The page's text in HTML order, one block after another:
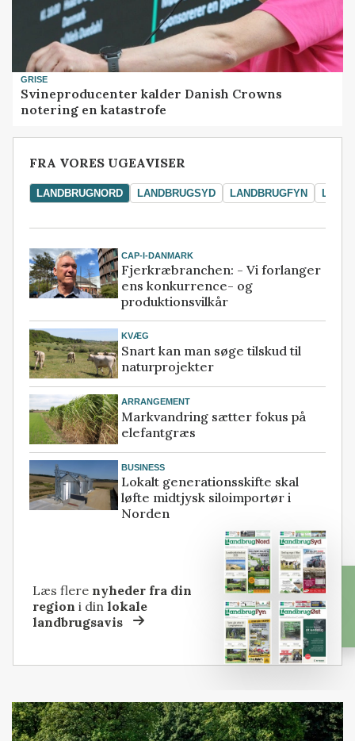
GRISE
Svineproducenter kalder Danish Crowns
notering en katastrofe
FRA VORES UGEAVISER
LANDBRUGNORD LANDBRUGSYD LANDBRUGFYN
CAP-I-DANMARK
Fjerkræbranchen: - Vi forlanger
ens konkurrence- og
produktionsvilkår
KVÆG
Snart kan man søge tilskud til
naturprojekter
ARRANGEMENT
Markvandring sætter fokus på
elefantgræs
BUSINESS
Lokalt generationsskifte skal
løfte midtjysk siloimportør i
Norden
Læs flere nyheder fra din
region i dinlokale
landbrugsavis